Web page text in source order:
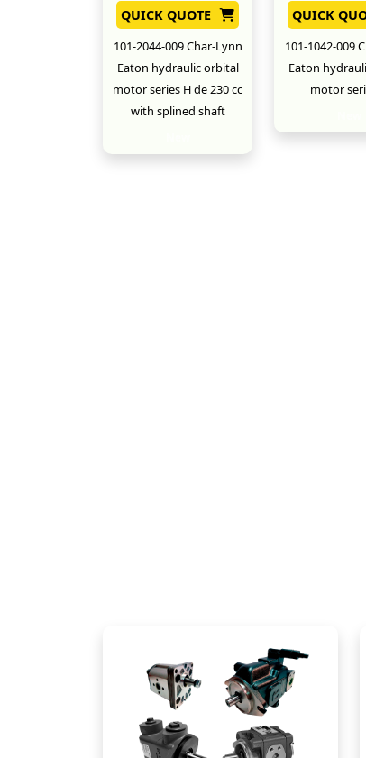
QUICK QUOTE
101-2044-009 Char-Lynn
Eaton hydraulic orbital
motor series H de 230 cc
with splined shaft
QUICK
101-1042-009
Eaton
motor